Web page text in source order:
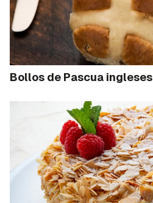
Bollos de Pascua ingleses